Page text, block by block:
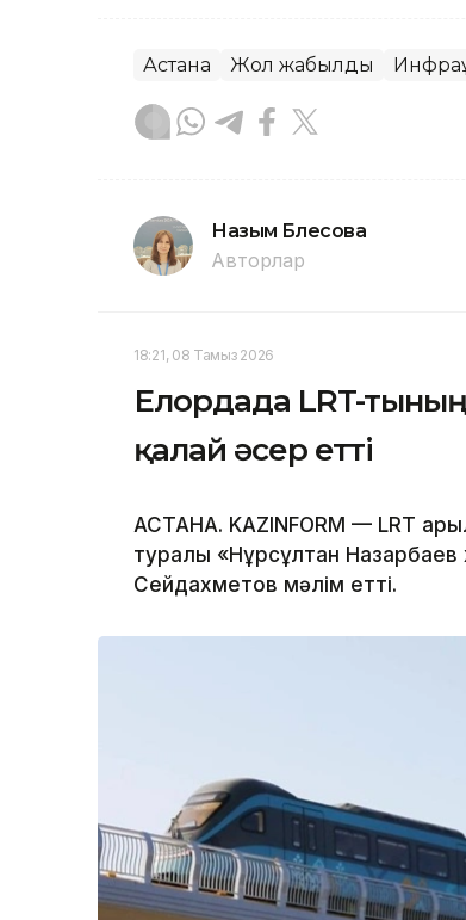
Астана Жол жабылды
Назым Бөлесова
Авторлар
18:21, 08 Тамыз 2026
Елордада LRT-
қалай әсер етті
АСТАНА. KAZINFORM — LRT
туралы «Нұрсұлтан Назарбаев
Сейдахметов мәлім етті.